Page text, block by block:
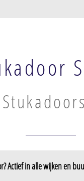
Actief in alle wijken en